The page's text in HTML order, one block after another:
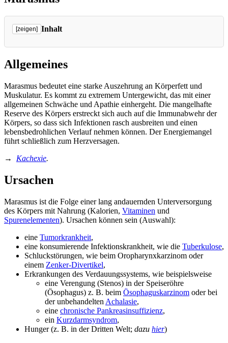
[zeigen] Inhalt
Allgemeines
Marasmus bedeutet eine starke Auszehrung an Körperfett und
Muskulatur. Es kommt zu extremem Untergewicht, das mit einer
allgemeinen Schwäche und Apathie einhergeht. Die mangelhafte
Reserve des Körpers erstreckt sich auch auf die Immunabwehr der
Körpers, so dass sich Infektionen rasch ausbreiten und einen
lebensbedrohlichen Verlauf nehmen können. Der Energiemangel
führt schließlich zum Herzversagen.
→ Kachexie.
Ursachen
Marasmus ist die Folge einer lang andauernden Unterversorgung
des Körpers mit Nahrung (Kalorien, Vitaminen und
Spurenelementen). Ursachen können sein (Auswahl):
eine Tumorkrankheit,
eine konsumierende Infektionskrankheit, wie die Tuberkulose,
Schluckstörungen, wie beim Oropharynxkarzinom oder
einem Zenker-Divertikel,
Erkrankungen des Verdauungssystems, wie beispielsweise
eine Verengung (Stenos) in der Speiseröhre
(Ösophagus) z. B. beim Ösophaguskarzinom oder bei
der unbehandelten Achalasie,
eine chronische Pankreasinsuffizienz,
ein Kurzdarmsyndrom,
Hunger (z. B. in der Dritten Welt; dazu hier)